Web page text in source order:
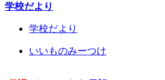
学校だより
学校だより
いいものみーつけ